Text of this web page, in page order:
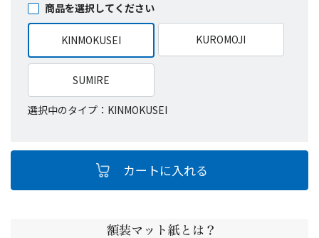
商品を選択してください
KINMOKUSEI KUROMOJI
SUMIRE
選択中のタイプ：KINMOKUSEI